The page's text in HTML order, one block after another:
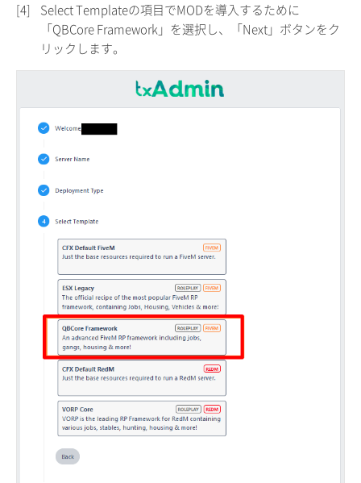
[4]
Select Templateの項目でMODを導入するために
「QBCore Framework」を選択し、「Next」ボタンをク
リックします。